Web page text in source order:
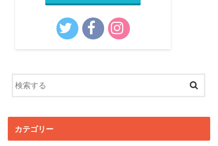
カテゴリー